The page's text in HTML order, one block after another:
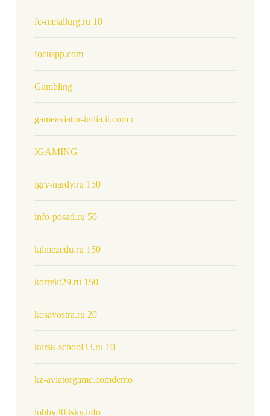
fc-metallurg.ru 10
focuspp.com
Gambling
gameaviator-india.it.com c
IGAMING
igry-nardy.ru 150
info-posad.ru 50
kilmezedu.ru 150
korrekt29.ru 150
kosavostra.ru 20
kursk-school33.ru 10
kz-aviatorgame.comdemo
lobby303sky.info